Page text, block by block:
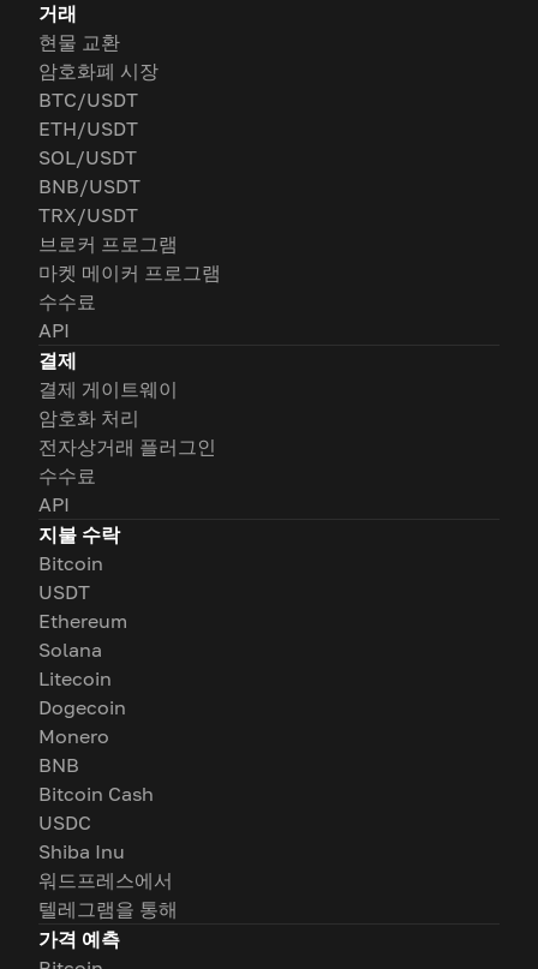
거래
현물 교환
암호화폐 시장
BTC/USDT
ETH/USDT
SOL/USDT
BNB/USDT
TRX/USDT
브로커 프로그램
마켓 메이커 프로그램
수수료
API
결제
결제 게이트웨이
암호화 처리
전자상거래 플러그인
수수료
API
지불 수락
Bitcoin
USDT
Ethereum
Solana
Litecoin
Dogecoin
Monero
BNB
Bitcoin Cash
USDC
Shiba Inu
워드프레스에서
텔레그램을 통해
가격 예측